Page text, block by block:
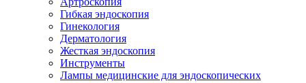
Гибкая эндоскопия
Гинекология
Дерматология
Жесткая эндоскопия
Инструменты
Лампы медицинские для эндоскопических